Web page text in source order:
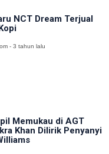
NCT Dream Terjual
- 3 tahun lalu
Memukau di AGT
Khan Dilirik Penyanyi